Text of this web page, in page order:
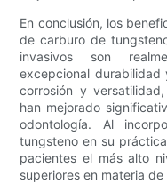
En conclusión, los
de carburo de
invasivos son
excepcional durabilidad
corrosión y
han mejorado
odontología. Al
tungsteno en su
pacientes el más alto
superiores en materia